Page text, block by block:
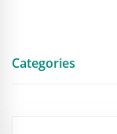
Categories